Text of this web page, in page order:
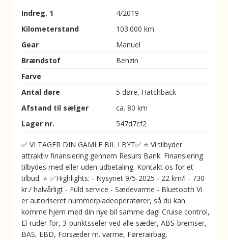
Indreg. 1
4/2019
Kilometerstand
103.000 km
Gear
Manuel
Brændstof
Benzin
Farve
Antal døre
5 døre, Hatchback
Afstand til sælger
ca. 80 km
Lager nr.
547d7cf2
✅ VI TAGER DIN GAMLE BIL I BYT✅ ⭐ Vi tilbyder
attraktiv finansiering gennem Resurs Bank. Finansiering
tilbydes med eller uden udbetaling. Kontakt os for et
tilbud. ⭐ ✅Highlights: - Nysynet 9/5-2025 - 22 km/l - 730
kr./ halvårligt - Fuld service - Sædevarme - Bluetooth Vi
er autoriseret nummerpladeoperatører, så du kan
komme hjem med din nye bil samme dag! Cruise control,
El-ruder for, 3-punktsseler ved alle sæder, ABS-bremser,
BAS, EBD, Forsæder m. varme, Førerairbag,